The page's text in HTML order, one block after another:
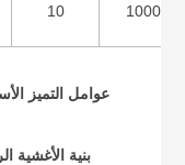
10 1000
عوامل التميز
1. بنية الأغشية